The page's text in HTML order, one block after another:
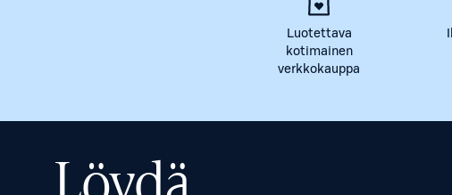
Luotettava
kotimainen
verkkokauppa